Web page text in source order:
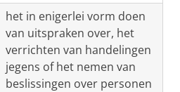
het in enigerlei vorm doen
van uitspraken over, het
verrichten van handelingen
jegens of het nemen van
beslissingen over personen